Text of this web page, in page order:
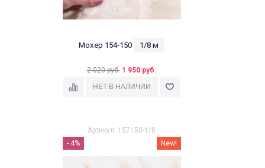
Мохер 154-150 1/8 м
2 020 руб. 1 950 руб.
Артикул: 157150-1/8
- 4%
New!